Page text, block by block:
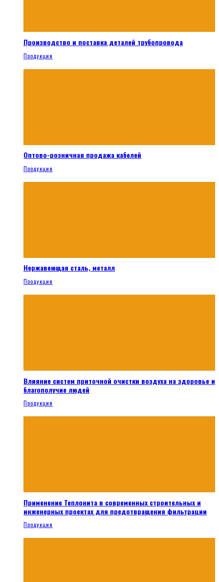
Производство и поставка деталей трубопровода
Продукция
Оптово-розничная продажа кабелей
Продукция
Нержавеющая сталь, металл
Продукция
Влияние систем приточной очистки воздуха на здоровье и
благополучие людей
Продукция
Применение Теплонита в современных строительных и
инженерных проектах для предотвращения фильтрации
Продукция